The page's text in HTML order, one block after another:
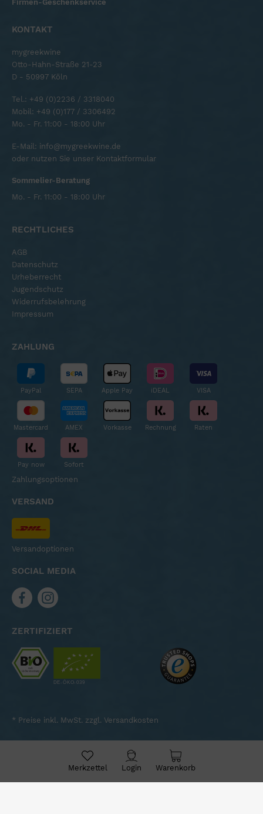
Merkzettel Login Warenkorb
Firmen-Geschenkservice
KONTAKT
mygreekwine
Otto-Hahn-Straße 21-23
D - 50997 Köln
Tel.: +49 (0)2236 / 3318040
Mobil: +49 (0)177 / 3306492
Mo. - Fr. 11:00 - 18:00 Uhr
E-Mail: info@mygreekwine.de
oder nutzen Sie unser Kontaktformular
Sommelier-Beratung
Mo. - Fr. 11:00 - 18:00 Uhr
RECHTLICHES
AGB
Datenschutz
Urheberrecht
Jugendschutz
Widerrufsbelehrung
Impressum
ZAHLUNG
PayPal SEPA Apple Pay iDEAL VISA
Mastercard AMEX Vorkasse Rechnung Raten
Pay now Sofort
Zahlungsoptionen
VERSAND
Versandoptionen
SOCIAL MEDIA
ZERTIFIZIERT
* Preise inkl. MwSt. zzgl. Versandkosten